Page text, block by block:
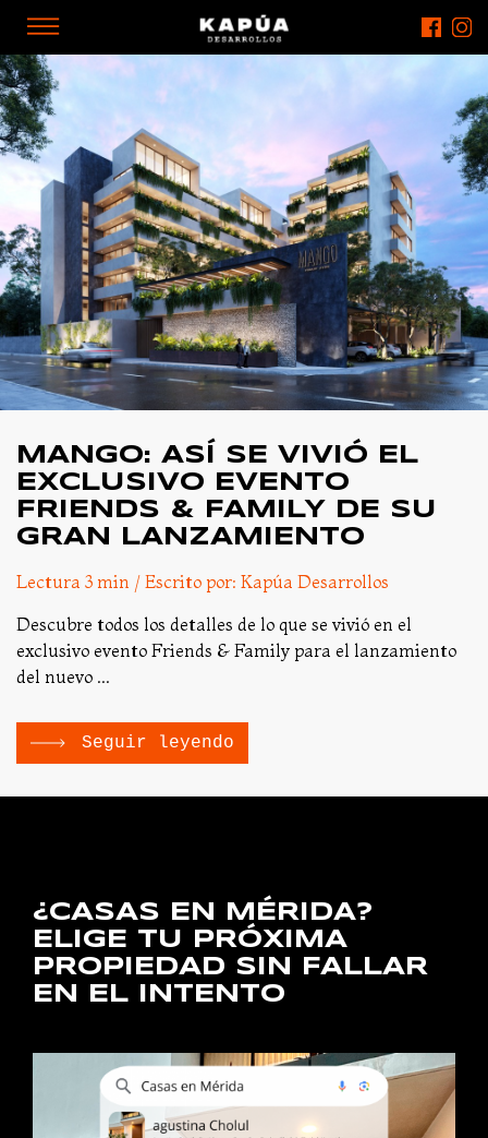
MANGO: ASÍ SE VIVIÓ EL
EXCLUSIVO EVENTO
FRIENDS & FAMILY DE SU
GRAN LANZAMIENTO
Lectura 3 min / Escrito por: Kapúa Desarrollos
Descubre todos los detalles de lo que se vivió en el
exclusivo evento Friends & Family para el lanzamiento
del nuevo ...
Seguir leyendo
¿CASAS EN MÉRIDA?
ELIGE TU PRÓXIMA
PROPIEDAD SIN FALLAR
EN EL INTENTO